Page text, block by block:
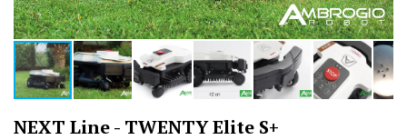
NEXT Line - TWENTY Elite S+